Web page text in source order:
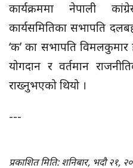
कार्यक्रममा नेपाली
कार्यसमितिका सभापति
‘क’ का सभापति
योगदान र वर्तमान
राख्नुभएको थियो ।
---
प्रकाशित मिति: शनिबार, भदौ २१,